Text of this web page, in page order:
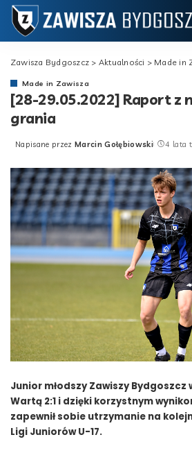
Zawisza Bydgoszcz > Aktualności > Made in
Made in Zawisza
[28-29.05.2022] Raport z
grania
Posted
Napisane przez Marcin Gołębiowski 4 lata
Junior młodszy Zawiszy Bydgoszcz
Wartą 2:1 i dzięki korzystnym
zapewnił sobie utrzymanie na
Ligi Juniorów U-17.